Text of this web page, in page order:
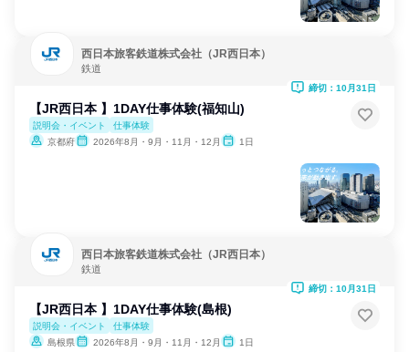
西日本旅客鉄道株式会社（JR西日本）
鉄道
【JR西日本 】1DAY仕事体験(福知山)
説明会・イベント
仕事体験
京都府
2026年8月・9月・11月・12月 1日
締切：10月31日
西日本旅客鉄道株式会社（JR西日本）
鉄道
【JR西日本 】1DAY仕事体験(島根)
説明会・イベント
仕事体験
島根県
2026年8月・9月・11月・12月 1日
締切：10月31日